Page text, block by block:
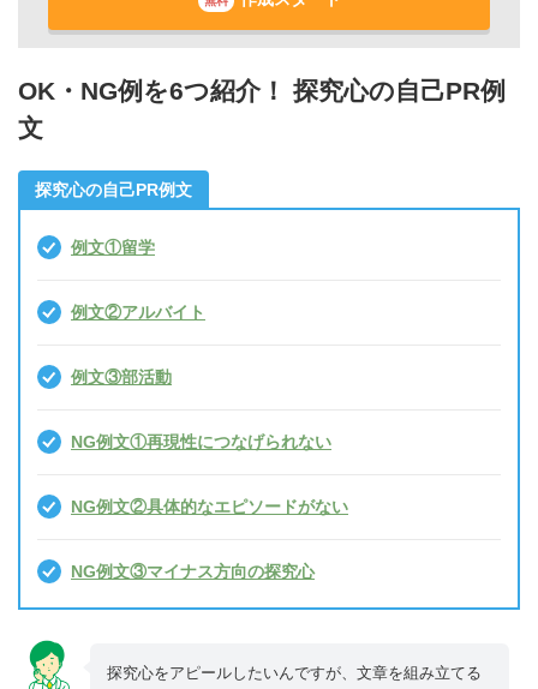
OK・NG例を6つ紹介！ 探究心の自己PR例
文
探究心の自己PR例文
例文①留学
例文②アルバイト
例文③部活動
NG例文①再現性につなげられない
NG例文②具体的なエピソードがない
NG例文③マイナス方向の探究心
探究心をアピールしたいんですが、文章を組み立てる